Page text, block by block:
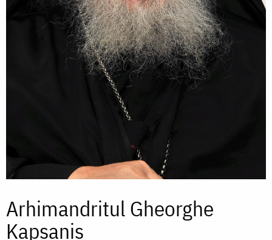
Arhimandritul Gheorghe
Kapsanis